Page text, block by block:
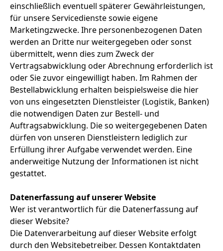
einschließlich eventuell späterer Gewährleistungen,
für unsere Servicedienste sowie eigene
Marketingzwecke. Ihre personenbezogenen Daten
werden an Dritte nur weitergegeben oder sonst
übermittelt, wenn dies zum Zweck der
Vertragsabwicklung oder Abrechnung erforderlich ist
oder Sie zuvor eingewilligt haben. Im Rahmen der
Bestellabwicklung erhalten beispielsweise die hier
von uns eingesetzten Dienstleister (Logistik, Banken)
die notwendigen Daten zur Bestell- und
Auftragsabwicklung. Die so weitergegebenen Daten
dürfen von unseren Dienstleistern lediglich zur
Erfüllung ihrer Aufgabe verwendet werden. Eine
anderweitige Nutzung der Informationen ist nicht
gestattet.
Datenerfassung auf unserer Website
Wer ist verantwortlich für die Datenerfassung auf
dieser Website?
Die Datenverarbeitung auf dieser Website erfolgt
durch den Websitebetreiber. Dessen Kontaktdaten